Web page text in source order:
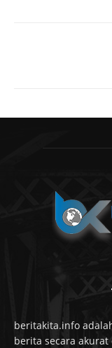
beritakita.info
berita secara